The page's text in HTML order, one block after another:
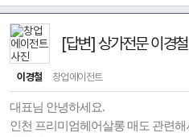
[답변] 상가전문 이
이경철 창업에이전트
대표님 안녕하세요.
인천 프리미엄헤어살롱 매도 관련